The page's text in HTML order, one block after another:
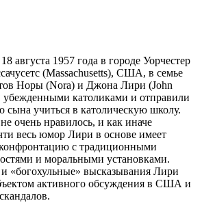
августа 1957 года в городе Уорчестер
(Massachusetts), США, в семье
Норы (Nora) и Джона Лири (John
католиками и отправили
сына учиться в католическую школу.
очень нравилось, и как иначе
весь юмор Лири в основе имеет
с традиционными
и моральными установками.
«богохульные» высказывания Лири
активного обсуждения в США и